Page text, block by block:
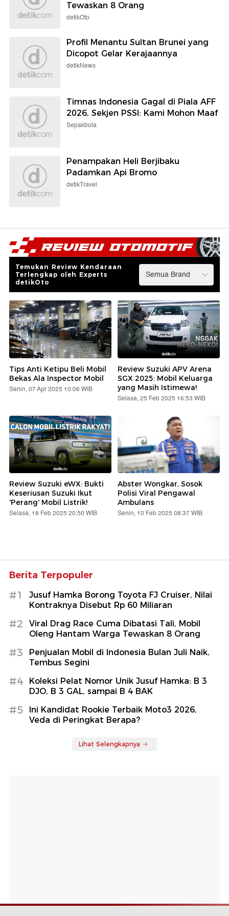
Tewaskan 8 Orang
detikOto
Profil Menantu Sultan Brunei yang
Dicopot Gelar Kerajaannya
detikNews
Timnas Indonesia Gagal di Piala AFF
2026, Sekjen PSSI: Kami Mohon Maaf
Sepakbola
Penampakan Heli Berjibaku
Padamkan Api Bromo
detikTravel
Temukan Review Kendaraan
Terlengkap oleh Experts
detikOto
Tips Anti Ketipu Beli Mobil
Bekas Ala Inspector Mobil
Senin, 07 Apr 2025 10:06 WIB
Review Suzuki APV Arena
SGX 2025: Mobil Keluarga
yang Masih Istimewa!
Selasa, 25 Feb 2025 16:53 WIB
Review Suzuki eWX: Bukti
Keseriusan Suzuki Ikut
'Perang' Mobil Listrik!
Selasa, 18 Feb 2025 20:50 WIB
Abster Wongkar, Sosok
Polisi Viral Pengawal
Ambulans
Senin, 10 Feb 2025 08:37 WIB
Berita Terpopuler
#1
Jusuf Hamka Borong Toyota FJ Cruiser, Nilai
Kontraknya Disebut Rp 60 Miliaran
#2
Viral Drag Race Cuma Dibatasi Tali, Mobil
Oleng Hantam Warga Tewaskan 8 Orang
#3
Penjualan Mobil di Indonesia Bulan Juli Naik,
Tembus Segini
#4
Koleksi Pelat Nomor Unik Jusuf Hamka: B 3
DJO, B 3 GAL, sampai B 4 BAK
#5
Ini Kandidat Rookie Terbaik Moto3 2026,
Veda di Peringkat Berapa?
Lihat Selengkapnya